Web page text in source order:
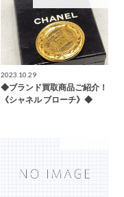
2023.10.29
◆ブランド買取商品ご紹介！
《シャネル ブローチ》◆